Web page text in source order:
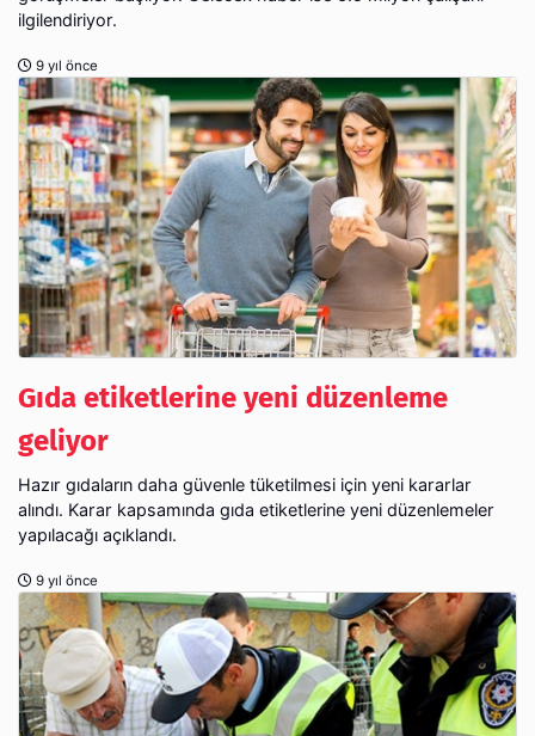
ilgilendiriyor.
9 yıl önce
Gıda etiketlerine yeni düzenleme
geliyor
Hazır gıdaların daha güvenle tüketilmesi için yeni kararlar
alındı. Karar kapsamında gıda etiketlerine yeni düzenlemeler
yapılacağı açıklandı.
9 yıl önce